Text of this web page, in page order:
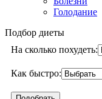
Голодание
Подбор диеты
На сколько похудеть:
Как быстро: